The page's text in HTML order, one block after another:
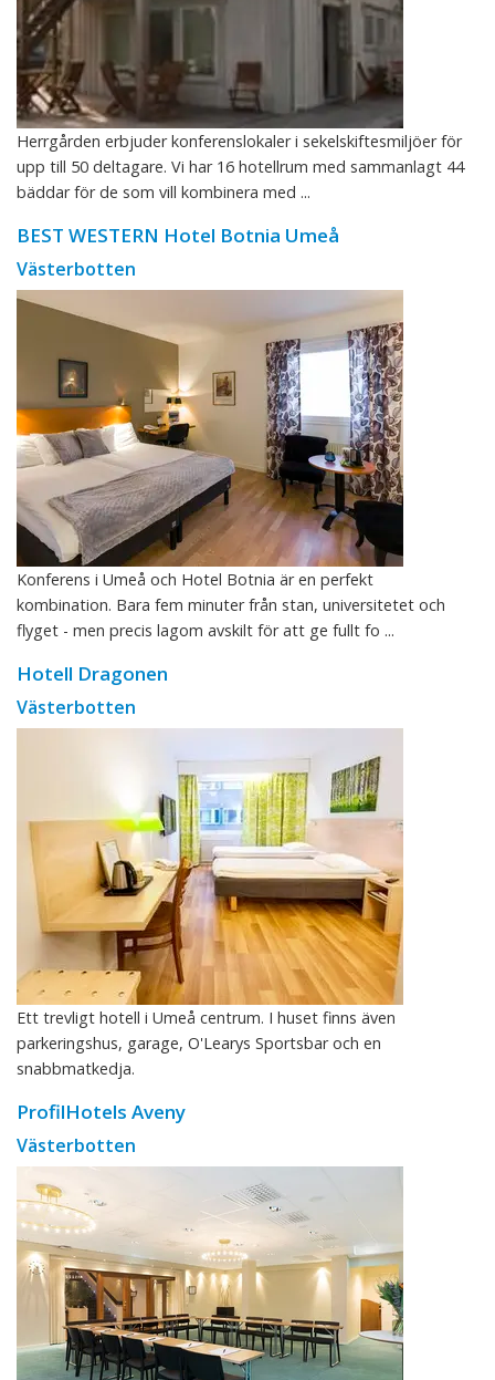
Herrgården erbjuder konferenslokaler i sekelskiftesmiljöer för
upp till 50 deltagare. Vi har 16 hotellrum med sammanlagt 44
bäddar för de som vill kombinera med ...
BEST WESTERN Hotel Botnia Umeå
Västerbotten
Konferens i Umeå och Hotel Botnia är en perfekt
kombination. Bara fem minuter från stan, universitetet och
flyget - men precis lagom avskilt för att ge fullt fo ...
Hotell Dragonen
Västerbotten
Ett trevligt hotell i Umeå centrum. I huset finns även
parkeringshus, garage, O'Learys Sportsbar och en
snabbmatkedja.
ProfilHotels Aveny
Västerbotten